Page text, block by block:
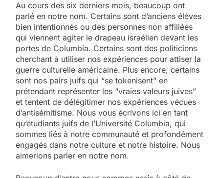
Au cours des six derniers mois, beaucoup ont
parlé en notre nom. Certains sont d’anciens élèves
bien intentionnés ou des personnes non affiliées
qui viennent agiter le drapeau israélien devant les
portes de Columbia. Certains sont des politiciens
cherchant à utiliser nos expériences pour attiser la
guerre culturelle américaine. Plus encore, certains
sont nos pairs juifs qui “se tokenisent” en
prétendant représenter les “vraies valeurs juives”
et tentent de délégitimer nos expériences vécues
d’antisémitisme. Nous vous écrivons ici en tant
qu’étudiants juifs de l’Université Columbia, qui
sommes liés à notre communauté et profondément
engagés dans notre culture et notre histoire. Nous
aimerions parler en notre nom.